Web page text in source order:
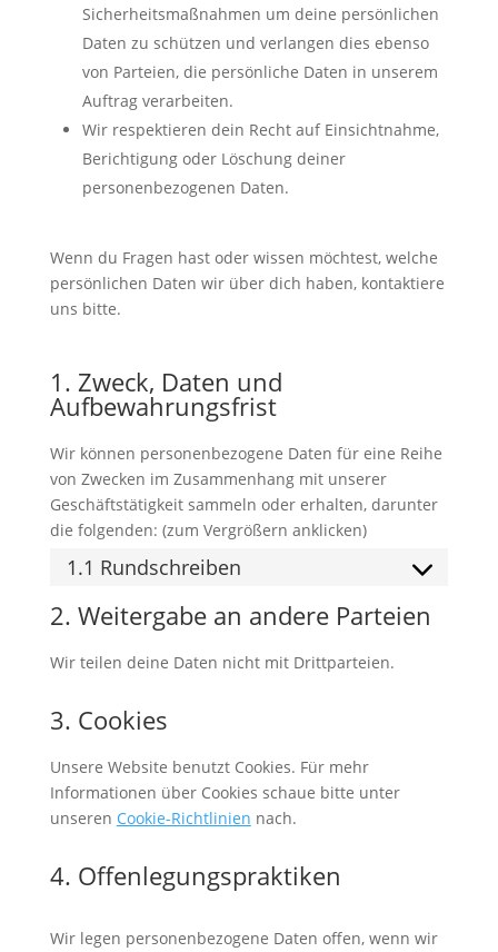
Sicherheitsmaßnahmen um deine persönlichen
Daten zu schützen und verlangen dies ebenso
von Parteien, die persönliche Daten in unserem
Auftrag verarbeiten.
Wir respektieren dein Recht auf Einsichtnahme,
Berichtigung oder Löschung deiner
personenbezogenen Daten.
Wenn du Fragen hast oder wissen möchtest, welche
persönlichen Daten wir über dich haben, kontaktiere
uns bitte.
1. Zweck, Daten und
Aufbewahrungsfrist
Wir können personenbezogene Daten für eine Reihe
von Zwecken im Zusammenhang mit unserer
Geschäftstätigkeit sammeln oder erhalten, darunter
die folgenden: (zum Vergrößern anklicken)
1.1 Rundschreiben
2. Weitergabe an andere Parteien
Wir teilen deine Daten nicht mit Drittparteien.
3. Cookies
Unsere Website benutzt Cookies. Für mehr
Informationen über Cookies schaue bitte unter
unseren Cookie-Richtlinien nach.
4. Offenlegungspraktiken
Wir legen personenbezogene Daten offen, wenn wir